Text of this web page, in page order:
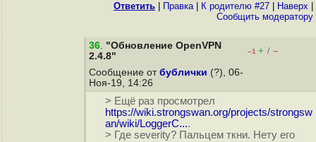
Ответить Правка| К родителю #27 Наверх
Cообщить модератору
36. "Обновление OpenVPN
2.4.8"
–1 + / –
Сообщение от бублички (?), 06-
Ноя-19, 14:26
> Ещё раз просмотрел
https://wiki.strongswan.org/projects/strongsw
an/wiki/LoggerC....
> Где severity? Пальцем ткни. Нету его